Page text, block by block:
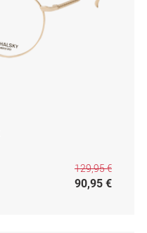
129,95 €
90,95 €